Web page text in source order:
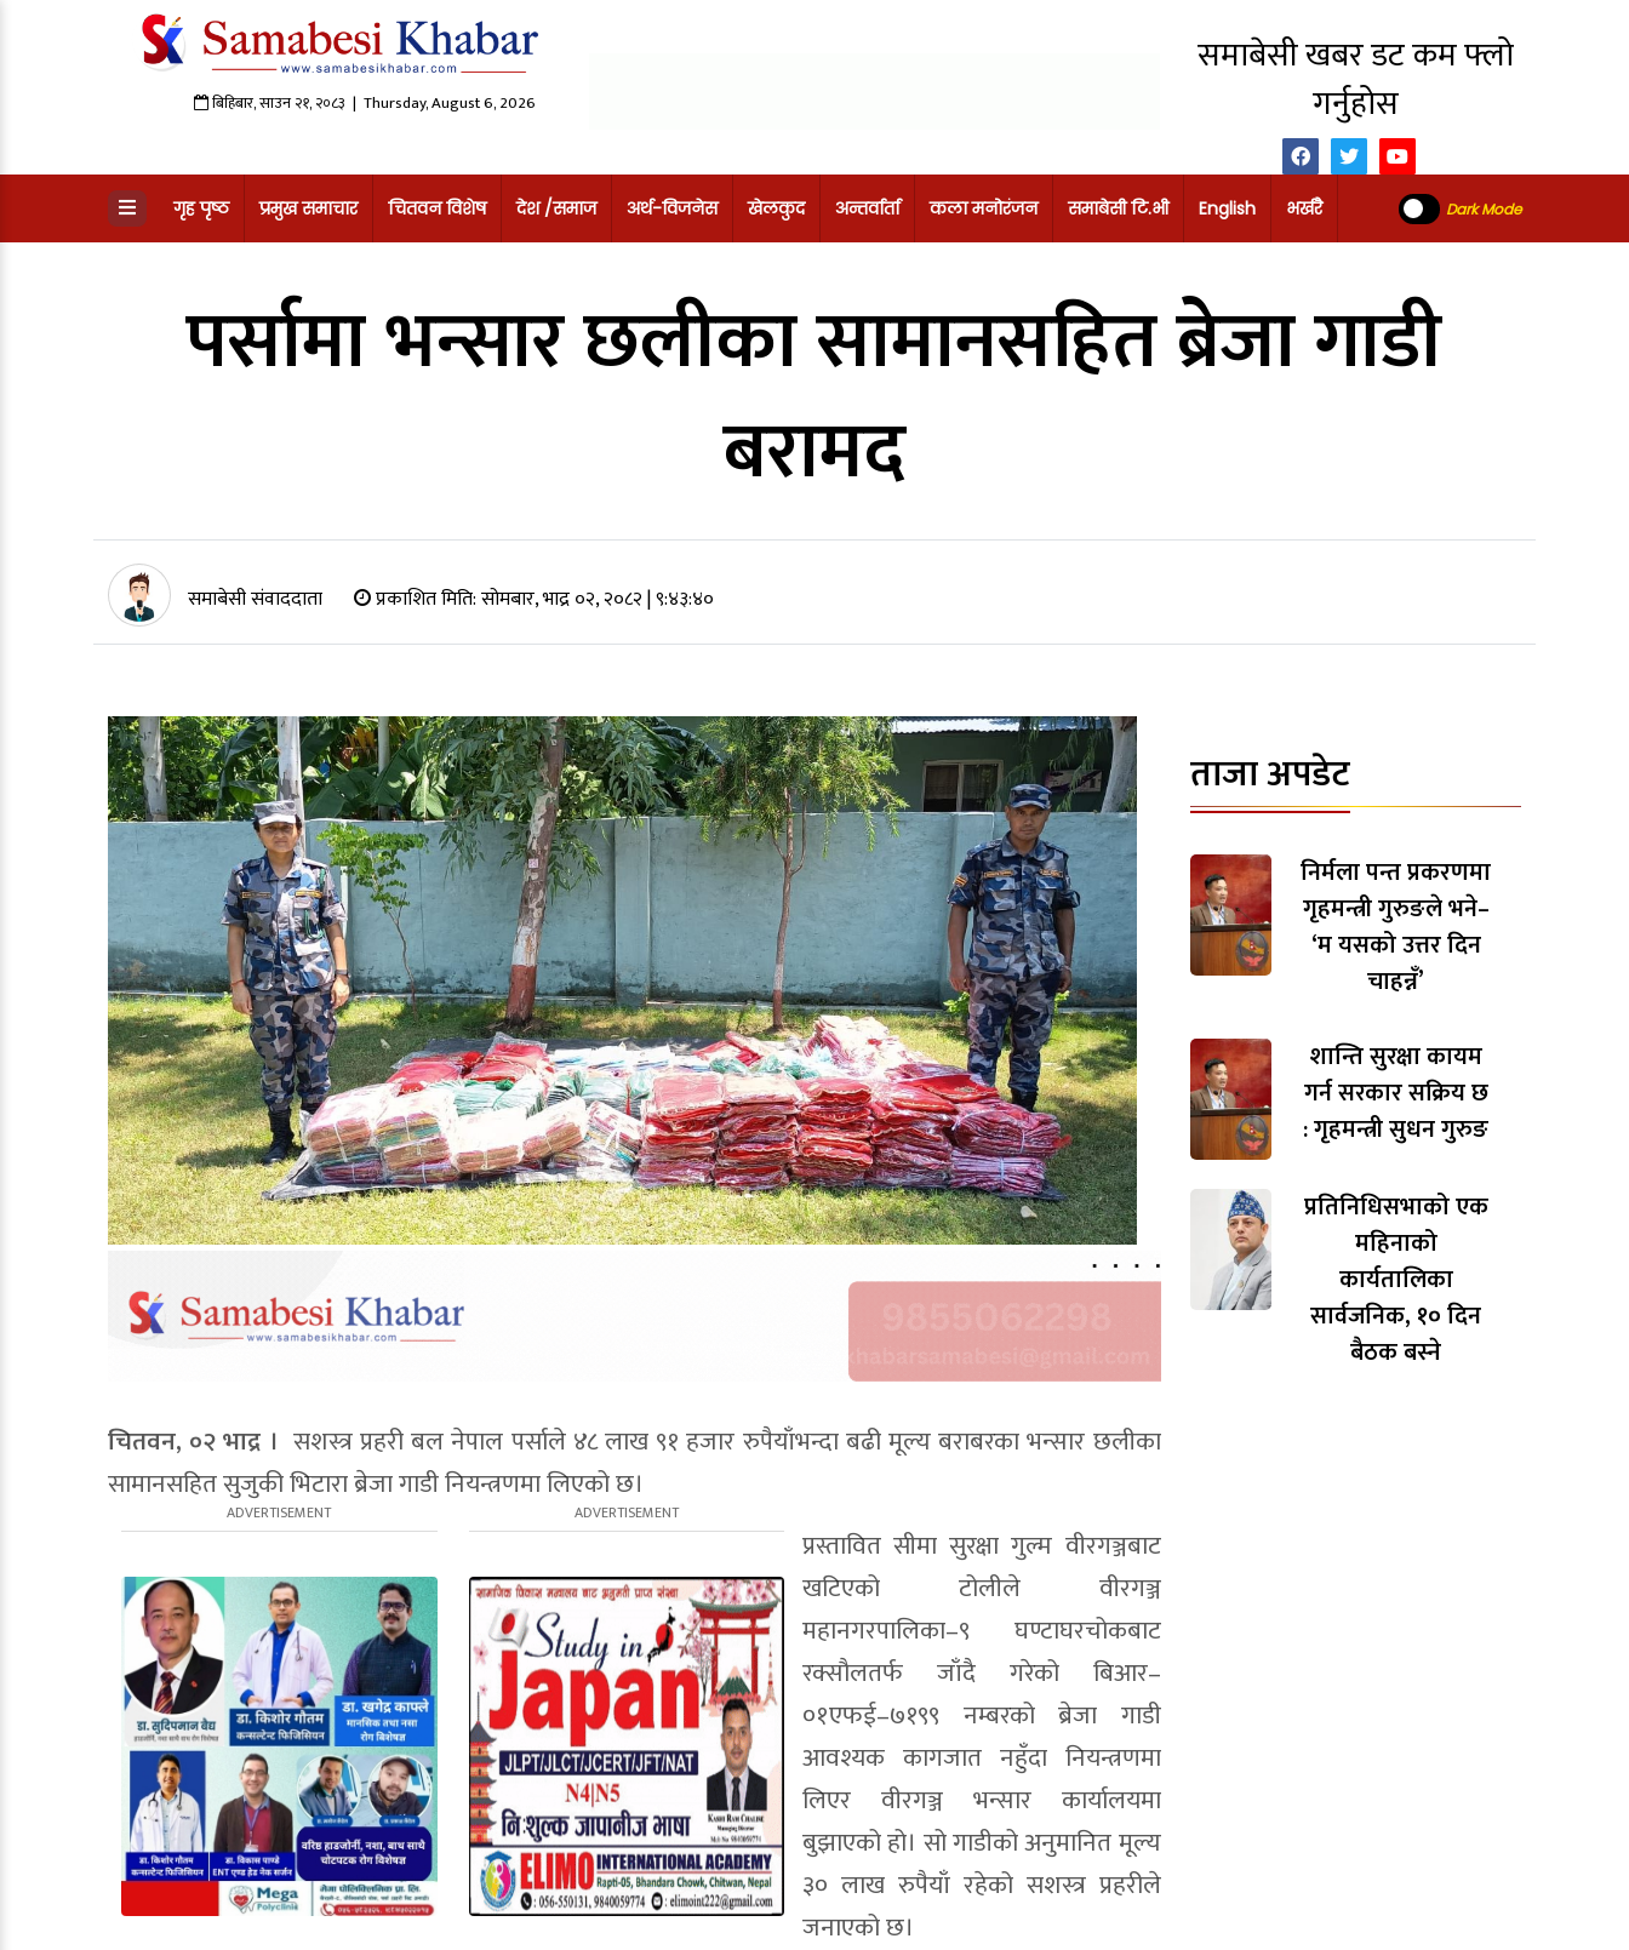
बिहिबार,साउन२१,२०८३ | Thursday, August 6, 2026
समाबेसी खबर डट कम फ्लो
गर्नुहोस
गृह पृष्ठ प्रमुख समाचार चितवन विशेष देश /समाज अर्थ-विजनेस खेलकुद अन्तर्वार्ता कला मनोरंजन समाबेसी टि.भी English भर्खरै Dark Mode
पर्सामा भन्सार छलीका सामानसहित ब्रेजा गाडी
बरामद
समाबेसी संवाददाता प्रकाशित मिति:सोमबार, भाद्र ०२, २०८२| ९:४३:४०
चितवन, ०२ भाद्र । सशस्त्र प्रहरी बल नेपाल पर्साले ४८ लाख ९१ हजार रुपैयाँभन्दा बढी मूल्य बराबरका भन्सार छलीका
सामानसहित सुजुकी भिटारा ब्रेजा गाडी नियन्त्रणमा लिएको छ।
प्रस्तावित सीमा सुरक्षा गुल्म वीरगञ्जबाट
खटिएको टोलीले वीरगञ्ज
महानगरपालिका–९ घण्टाघरचोकबाट
रक्सौलतर्फ जाँदै गरेको बिआर–
०१एफई–७१९९ नम्बरको ब्रेजा गाडी
आवश्यक कागजात नहुँदा नियन्त्रणमा
लिएर वीरगञ्ज भन्सार कार्यालयमा
बुझाएको हो। सो गाडीको अनुमानित मूल्य
३० लाख रुपैयाँ रहेको सशस्त्र प्रहरीले
जनाएको छ।
ताजा अपडेट
निर्मला पन्त प्रकरणमा
गृहमन्त्री गुरुङले भने–
‘म यसको उत्तर दिन
चाहन्नँ’
शान्ति सुरक्षा कायम
गर्न सरकार सक्रिय छ
: गृहमन्त्री सुधन गुरुङ
प्रतिनिधिसभाको एक
महिनाको
कार्यतालिका
सार्वजनिक, १० दिन
बैठक बस्ने